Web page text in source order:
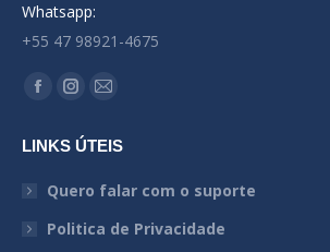
Whatsapp:
+55 47 98921-4675
Encontre-nos em:
Facebook
opens
in
window
Instagram
opens
in
window
Mail
opens
in
window
LINKS ÚTEIS
Quero falar com o suporte
Politica de Privacidade